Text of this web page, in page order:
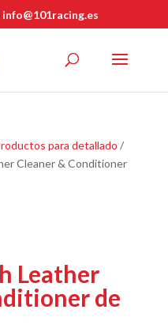
info@101racing.es
para detallado /
Cleaner & Conditioner
Leather
de